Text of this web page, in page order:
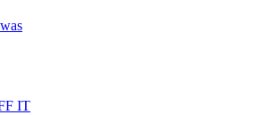
IT